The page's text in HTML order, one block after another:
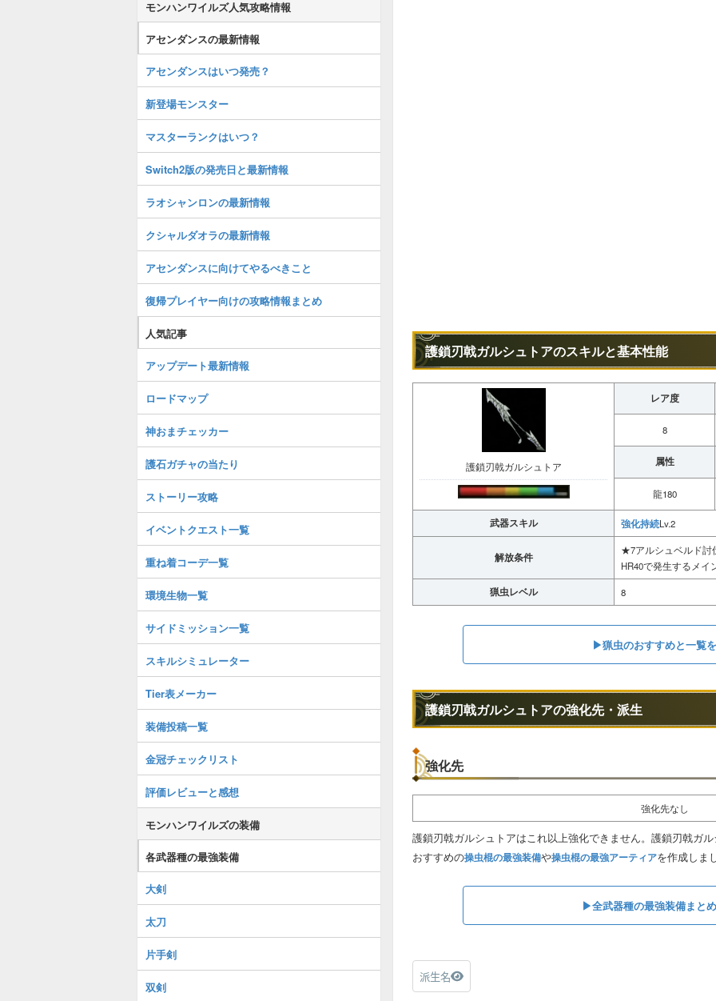
護鎖刃戟ガルシュトアのスキルと基本性能
護鎖刃戟ガルシュトア
レア度
8
属性
龍180
武器スキル 強化持続Lv.2
解放条件
★7アルシュベルド討
HR40で発生するメ
猟虫レベル 8
▶︎猟虫のおすすめと一覧
護鎖刃戟ガルシュトアの強化先・派生
強化先
強化先なし
護鎖刃戟ガルシュトアはこれ以上強化できません。護鎖刃戟ガ
おすすめの操虫棍の最強装備や操虫棍の最強アーティアを作成しま
▶︎全武器種の最強装備まと
派生名
モンハンワイルズ人気攻略情報
アセンダンスの最新情報
アセンダンスはいつ発売？
新登場モンスター
マスターランクはいつ？
Switch2版の発売日と最新情報
ラオシャンロンの最新情報
クシャルダオラの最新情報
アセンダンスに向けてやるべきこと
復帰プレイヤー向けの攻略情報まとめ
人気記事
アップデート最新情報
ロードマップ
神おまチェッカー
護石ガチャの当たり
ストーリー攻略
イベントクエスト一覧
重ね着コーデ一覧
環境生物一覧
サイドミッション一覧
スキルシミュレーター
Tier表メーカー
装備投稿一覧
金冠チェックリスト
評価レビューと感想
モンハンワイルズの装備
各武器種の最強装備
大剣
太刀
片手剣
双剣